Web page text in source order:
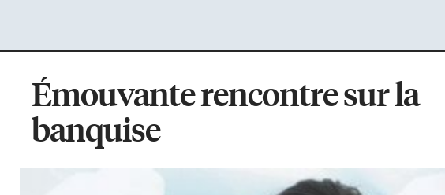
Émouvante rencontre sur la
banquise